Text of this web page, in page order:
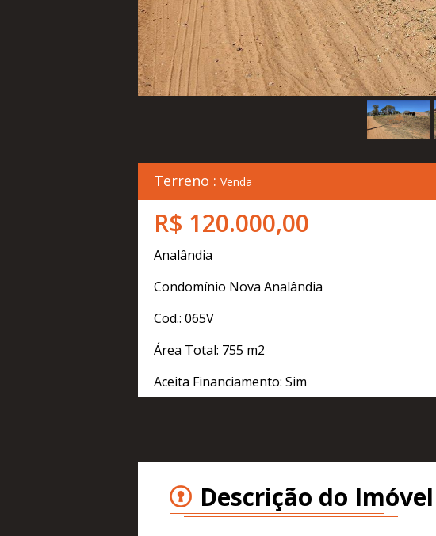
Terreno : Venda
R$ 120.000,00
Analândia
Condomínio Nova Analândia
Cod.: 065V
Área Total: 755 m2
Aceita Financiamento: Sim
Descrição do Imóvel